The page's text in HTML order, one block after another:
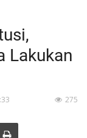
Lakukan
275